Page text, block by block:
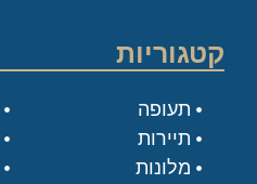
קטגוריות
תעופה
תיירות
מלונות